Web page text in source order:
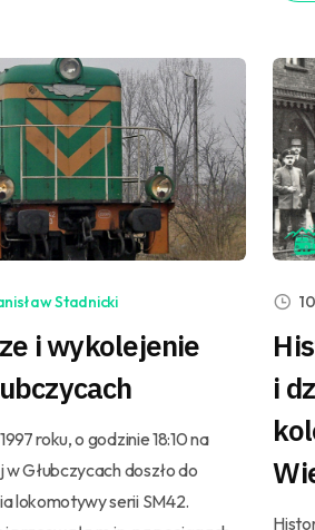
Stadnicki
i wykolejenie
roku, o godzinie 18:10 na
Głubczycach doszło do
lokomotywy serii SM42.
i